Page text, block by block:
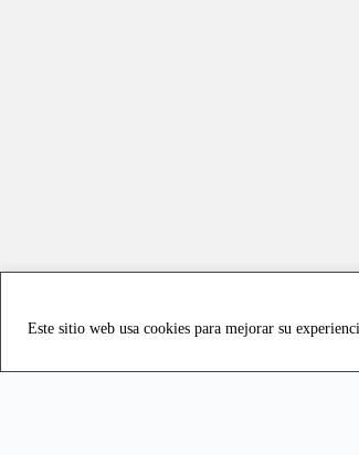
Este sitio web usa cookies para mejorar su